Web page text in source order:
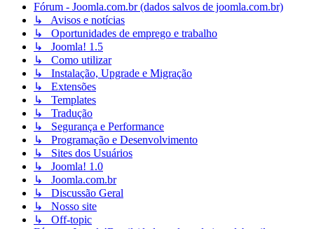
Fórum - Joomla.com.br (dados salvos de joomla.com.br)
↳ Avisos e notícias
↳ Oportunidades de emprego e trabalho
↳ Joomla! 1.5
↳ Como utilizar
↳ Instalação, Upgrade e Migração
↳ Extensões
↳ Templates
↳ Tradução
↳ Segurança e Performance
↳ Programação e Desenvolvimento
↳ Sites dos Usuários
↳ Joomla! 1.0
↳ Joomla.com.br
↳ Discussão Geral
↳ Nosso site
↳ Off-topic